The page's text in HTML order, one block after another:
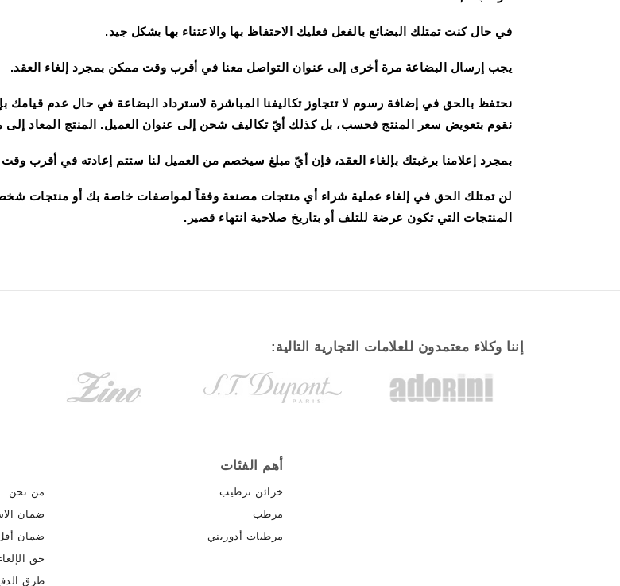
في حال كنت تمتلك البضائع بالفعل فعليك الاحتفاظ بها والاعتناء بها بشكل جيد.
يجب إرسال البضاعة مرة أخرى إلى عنوان التواصل معنا في أقرب وقت ممكن بمجرد إلغاء العقد.
نحتفظ بالحق في إضافة رسوم لا تتجاوز تكاليفنا المباشرة لاسترداد البضاعة في حال عدم قيامك
نقوم بتعويض سعر المنتج فحسب، بل كذلك أيّ تكاليف شحن إلى عنوان العميل. المنتج المعاد
بمجرد إعلامنا برغبتك بإلغاء العقد، فإن أيّ مبلغ سيخصم من العميل لنا ستتم إعادته في أقرب وقت ممكن، وعلى أي
لن تمتلك الحق في إلغاء عملية شراء أي منتجات مصنعة وفقاً لمواصفات خاصة بك أو منتجات
المنتجات التي تكون عرضة للتلف أو بتاريخ صلاحية انتهاء قصير.
إننا وكلاء معتمدون للعلامات التجارية التالية:
من نحن
ضمان
ضمان أقل
حق
طرق
أهم الفئات
خزائن ترطيب
مرطب
مرطبات أدوريني